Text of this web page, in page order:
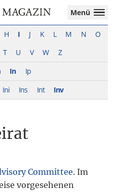
Menü
H I J K L M N
O
T U V W
Z
In
Ip
Ini Ins Int Inv
Committee. Im
vorgesehenen